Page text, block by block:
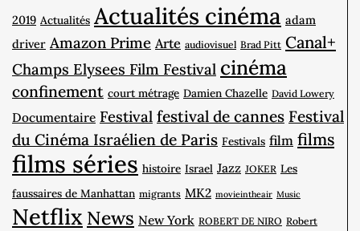
2019 Actualités Actualités cinéma adam
driver Amazon Prime Arte audiovisuel Brad Pitt Canal+
Champs Elysees Film Festival cinéma
confinement court métrage Damien Chazelle David Lowery
Documentaire Festival festival de cannes Festival
du Cinéma Israélien de Paris Festivals film films
films séries histoire Israel Jazz JOKER Les
faussaires de Manhattan migrants MK2 movieintheair Music
Netflix News New York ROBERT DE NIRO Robert